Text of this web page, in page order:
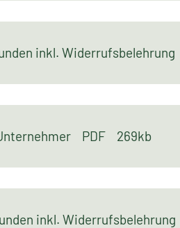
inkl. Widerrufsbelehrung
PDF 269kb
inkl. Widerrufsbelehrung